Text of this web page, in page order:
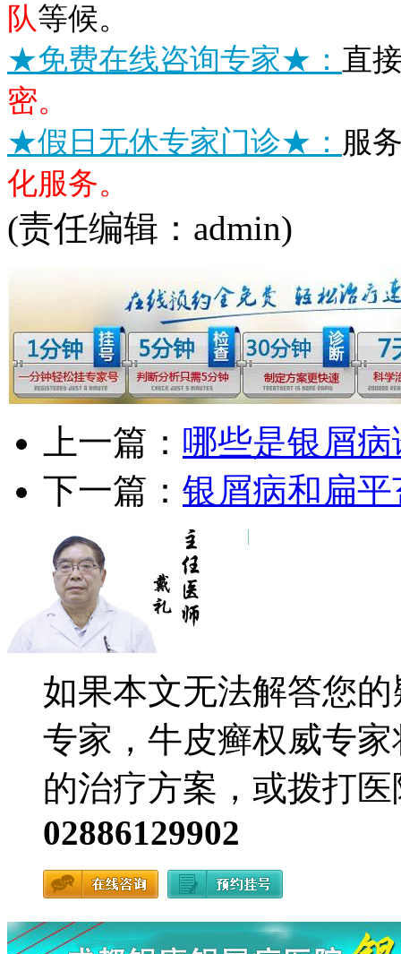
队等候。
★免费在线咨询专家★： 直
密。
★假日无休专家门诊★： 服
化服务。
(责任编辑：admin)
上一篇： 哪些是银屑
下一篇： 银屑病和扁
如果本文无法解答您
专家，牛皮癣权威专
的治疗方案，或拨打
02886129902